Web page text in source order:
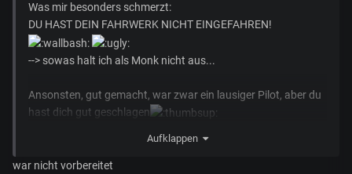
Was mir besonders schmerzt:
DU HAST DEIN FAHRWERK NICHT EINGEFAHREN!
--> sowas halt ich als Monk nicht aus...
Ansonsten, gut gemacht, war zwar ein lausiger Pilot, aber du
hast dich gut geschlagen
Ich erinnere mich noch an meinen ersten Kill in der Warden,
hab sie mir aus dem Buyback geholt, an dem Wochenende als
Aufklappen
war nicht vorbereitet